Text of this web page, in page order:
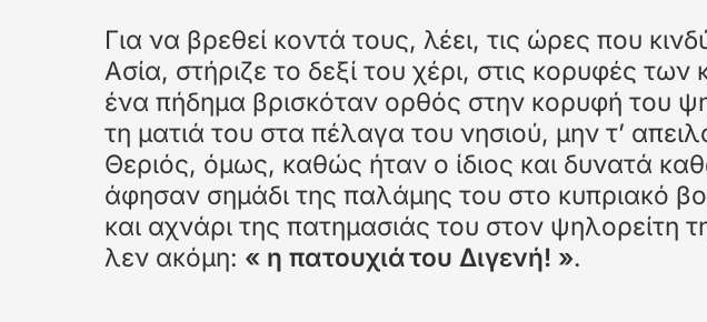
Για να βρεθεί κοντά τους, λέει, τις ώρες που
Ασία, στήριζε το δεξί του χέρι, στις κορυφές
ένα πήδημα βρισκόταν ορθός στην κορυφή του
τη ματιά του στα πέλαγα του νησιού, μην τ’
Θεριός, όμως, καθώς ήταν ο ίδιος και δυνατά
άφησαν σημάδι της παλάμης του στο κυπριακό
και αχνάρι της πατημασιάς του στον ψηλορείτη
λεν ακόμη: « η πατουχιάτου Διγενή! ».